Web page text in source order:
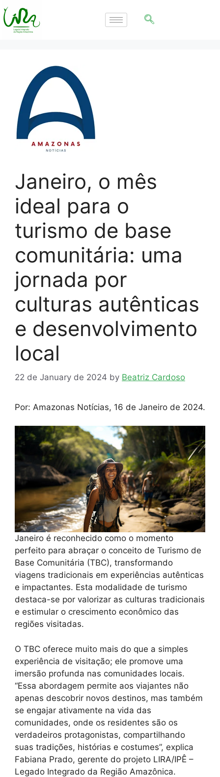
Janeiro, o mês
ideal para o
turismo de base
comunitária: uma
jornada por
culturas autênticas
e desenvolvimento
local
22 de January de 2024 by Beatriz Cardoso
Por: Amazonas Notícias, 16 de Janeiro de 2024.
Janeiro é reconhecido como o momento
perfeito para abraçar o conceito de Turismo de
Base Comunitária (TBC), transformando
viagens tradicionais em experiências autênticas
e impactantes. Esta modalidade de turismo
destaca-se por valorizar as culturas tradicionais
e estimular o crescimento econômico das
regiões visitadas.
O TBC oferece muito mais do que a simples
experiência de visitação; ele promove uma
imersão profunda nas comunidades locais.
“Essa abordagem permite aos viajantes não
apenas descobrir novos destinos, mas também
se engajar ativamente na vida das
comunidades, onde os residentes são os
verdadeiros protagonistas, compartilhando
suas tradições, histórias e costumes”, explica
Fabiana Prado, gerente do projeto LIRA/IPÊ –
Legado Integrado da Região Amazônica.